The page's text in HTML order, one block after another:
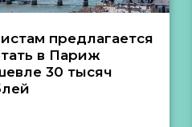
предлагается
в Париж
30 тысяч